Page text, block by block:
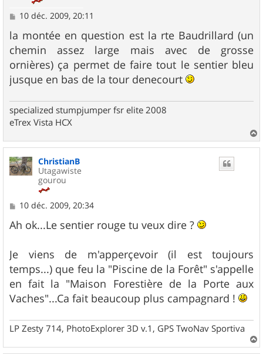
M
s
s
a
g
e
10 déc. 2009, 20:11
la montée en question est la rte Baudrillard (un
chemin assez large mais avec de grosse
ornières) ça permet de faire tout le sentier bleu
jusque en bas de la tour denecourt
specialized stumpjumper fsr elite 2008
eTrex Vista HCX
a
u
ChristianB
Utagawiste
gourou
M
s
s
g
e
10 déc. 2009, 20:34
Ah ok...Le sentier rouge tu veux dire ?
Je viens de m'apperçevoir (il est toujours
temps...) que feu la "Piscine de la Forêt" s'appelle
en fait la "Maison Forestière de la Porte aux
Vaches"...Ca fait beaucoup plus campagnard !
LP Zesty 714, PhotoExplorer 3D v.1, GPS TwoNav Sportiva
a